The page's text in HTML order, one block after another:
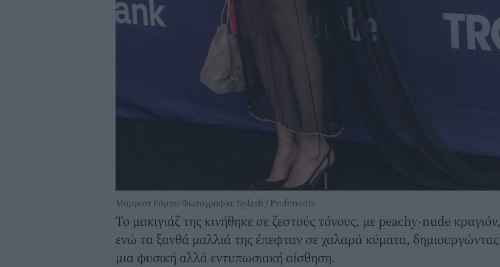
Μάργκοτ Ρόμπι/ Φωτογραφία: Splash / Profimedia
Το μακιγιάζ της κινήθηκε σε ζεστούς τόνους, με peachy-nude κραγιόν,
ενώ τα ξανθά μαλλιά της έπεφταν σε χαλαρά κύματα, δημιουργώντας
μια φυσική αλλά εντυπωσιακή αίσθηση.